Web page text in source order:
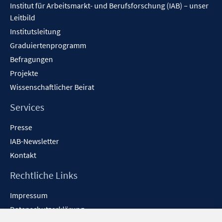
Institut für Arbeitsmarkt- und Berufsforschung (IAB) – unser
Leitbild
Institutsleitung
Graduiertenprogramm
Befragungen
Projekte
Wissenschaftlicher Beirat
Services
Presse
IAB-Newsletter
Kontakt
Rechtliche Links
Impressum
Datenschutzerklärung